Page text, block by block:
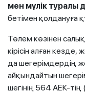
мен мүлік туралы
бетімен қолдануға
Төлем көзінен
кірісін алған кезде,
да шегерімдердің
айқындайтын
шегінің 564 АЕК-